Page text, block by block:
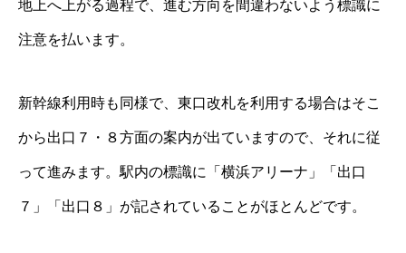
地上へ上がる過程で、進む方向を間違わないよう標識に
注意を払います。
新幹線利用時も同様で、東口改札を利用する場合はそこ
から出口７・８方面の案内が出ていますので、それに従
って進みます。駅内の標識に「横浜アリーナ」「出口
７」「出口８」が記されていることがほとんどです。